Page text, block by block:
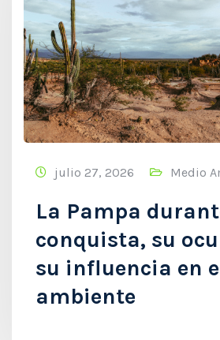
julio 27, 2026 Medio
La Pampa
conquista, su
su influencia en
ambiente